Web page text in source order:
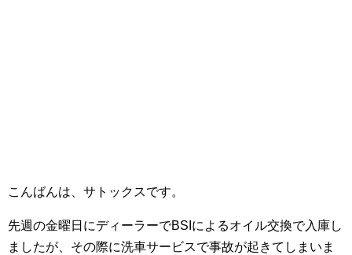
こんばんは、サトックスです。
先週の金曜日にディーラーでBSIによるオイル交換で入庫し
ましたが、その際に洗車サービスで事故が起きてしまいま